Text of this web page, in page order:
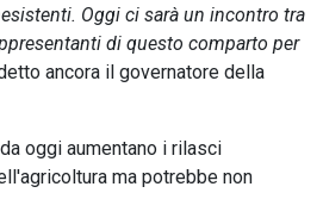
Oggi ci sarà un incontro tra
di questo comparto per
ancora il governatore della
oggi aumentano i rilasci
ma potrebbe non